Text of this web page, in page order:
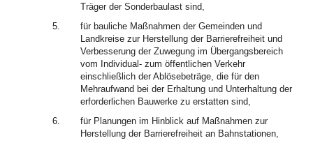
Träger der Sonderbaulast sind,
5.
für bauliche Maßnahmen der Gemeinden und
Landkreise zur Herstellung der Barrierefreiheit und
Verbesserung der Zuwegung im Übergangsbereich
vom Individual- zum öffentlichen Verkehr
einschließlich der Ablösebeträge, die für den
Mehraufwand bei der Erhaltung und Unterhaltung der
erforderlichen Bauwerke zu erstatten sind,
6.
für Planungen im Hinblick auf Maßnahmen zur
Herstellung der Barrierefreiheit an Bahnstationen,